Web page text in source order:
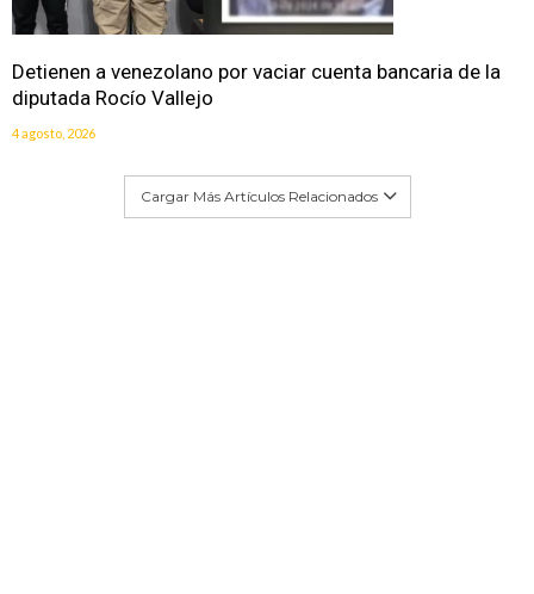
Detienen a venezolano por vaciar cuenta bancaria de la
diputada Rocío Vallejo
4 agosto, 2026
Cargar Más Artículos Relacionados